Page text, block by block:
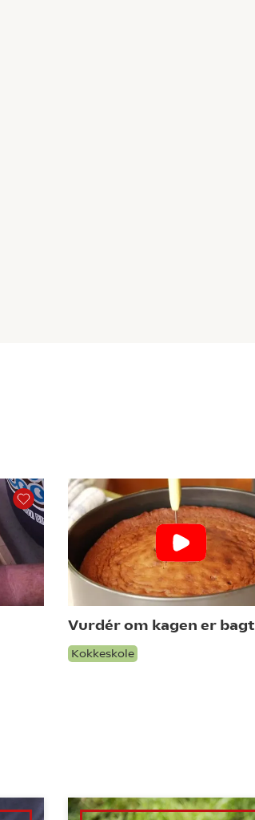
Vurdér om kagen er bagt
Kokkeskole